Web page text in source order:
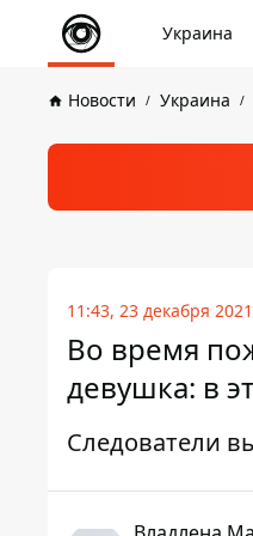
Украина
Новости Украина
11:43, 23 декабря 2021
Во время
девушка: в
Следователи